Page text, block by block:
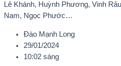
Lê Khánh, Huỳnh Phương, Vinh
Nam, Ngọc Phước…
Đào Mạnh Long
29/01/2024
10:02 sáng